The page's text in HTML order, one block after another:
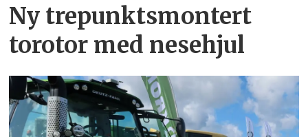
Ny trepunkts­montert
torotor med nesehjul